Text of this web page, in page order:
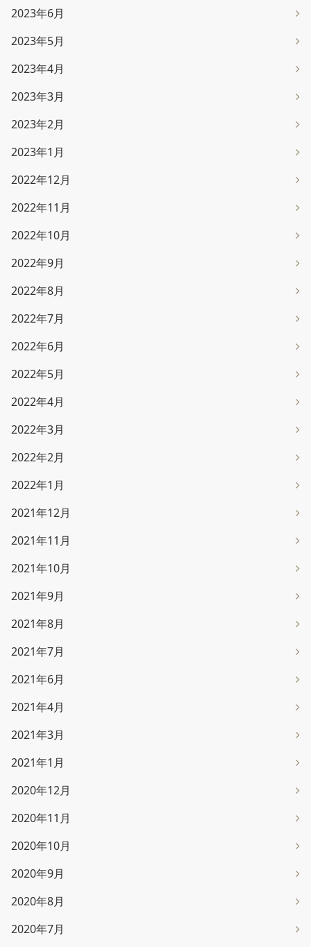
2023年6月
2023年5月
2023年4月
2023年3月
2023年2月
2023年1月
2022年12月
2022年11月
2022年10月
2022年9月
2022年8月
2022年7月
2022年6月
2022年5月
2022年4月
2022年3月
2022年2月
2022年1月
2021年12月
2021年11月
2021年10月
2021年9月
2021年8月
2021年7月
2021年6月
2021年4月
2021年3月
2021年1月
2020年12月
2020年11月
2020年10月
2020年9月
2020年8月
2020年7月